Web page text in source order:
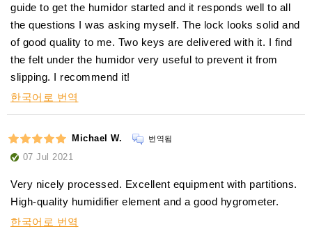
guide to get the humidor started and it responds well to all
the questions I was asking myself. The lock looks solid and
of good quality to me. Two keys are delivered with it. I find
the felt under the humidor very useful to prevent it from
slipping. I recommend it!
한국어로 번역
Michael W. 번역됨
07 Jul 2021
Very nicely processed. Excellent equipment with partitions.
High-quality humidifier element and a good hygrometer.
한국어로 번역